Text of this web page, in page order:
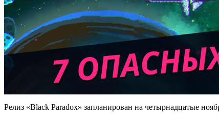
Релиз «Black Paradox» запланирован на четырнадцатые